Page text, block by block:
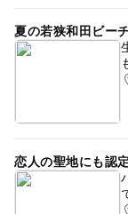
夏の若狭和田ビー
恋人の聖地にも認